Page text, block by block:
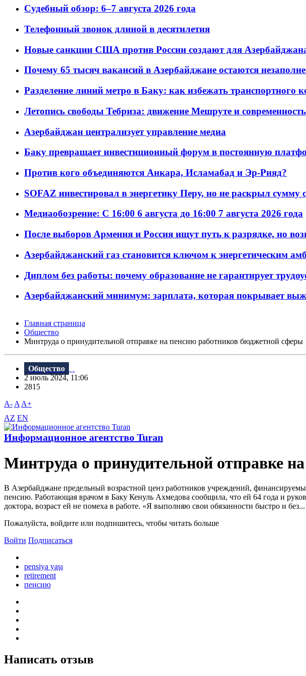
Судебный обзор: 6–7 августа 2026 года
Телефонный звонок длиной в десятилетия
Новые санкции США против России создают для
Почему 65 тысяч вакансий в Азербайджане остаются
Разделение линий метро в Баку: как избежать транспортного
Летопись свободы Тебриза: движение Мешруте и современность
Азербайджан централизует управление медиа
Баку превращает инвестиционный форум в постоянную
Против кого объединяются Анкара, Исламабад и Эр-Рияд?
SOFAZ инвестировал в энергетику Перу, но не раскрыл сумму
Медиаобозрение: С 16:00 6 августа до 16:00 7 августа 2026 года
После выборов Армения и Россия ищут путь к разрядке, но
Азербайджанский газ становится ключом к энергетическим
Диплом без работы: почему образование не гарантирует
Азербайджанский минимум: зарплата, которая покрывает
Главная страница
Общество
Минтруда о принудительной отправке на пенсию работников бюджетной сферы
Общество
2 июль 2024, 11:06
2815
A- A A+
AZ EN
Информационное агентство Turan
Минтруда о принудительной отправке
В Азербайджане предельный возрастной ценз работников учреждений,
пенсию. Работающая врачом в Баку Кенуль Ахмедова сообщила, что ей 64 года и
доктора, возраст ей не помеха в работе. «Я выполняю свои обязанности быстро и без...
Пожалуйста, войдите или подпишитесь, чтобы читать больше
Войти Подписаться
pensiya yaşı
retirement
пенсию
Написать отзыв